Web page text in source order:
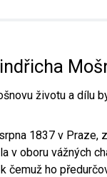
životu a dílu
1837 v
v oboru vážných
čemuž ho